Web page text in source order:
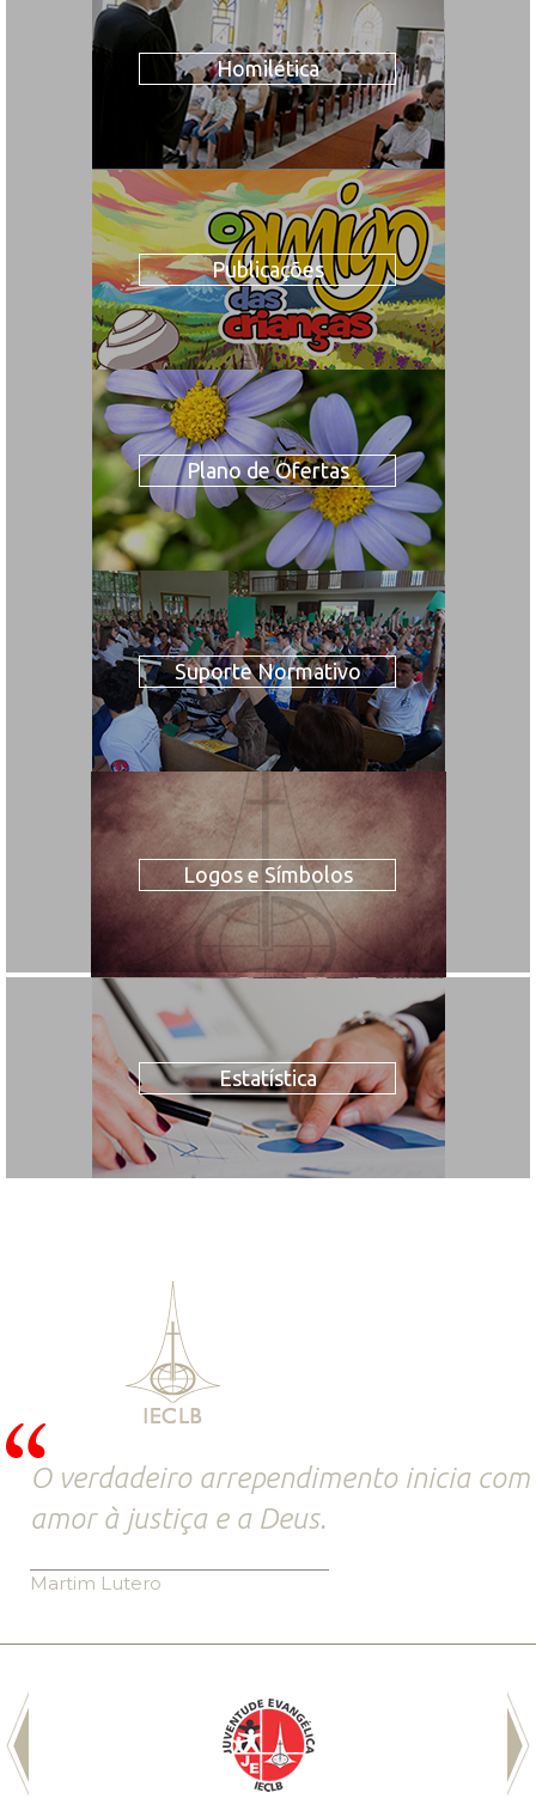
Homilética
Publicações
Plano de Ofertas
Suporte Normativo
Logos e Símbolos
Estatística
O verdadeiro arrependimento inicia com
amor à justiça e a Deus.
Martim Lutero